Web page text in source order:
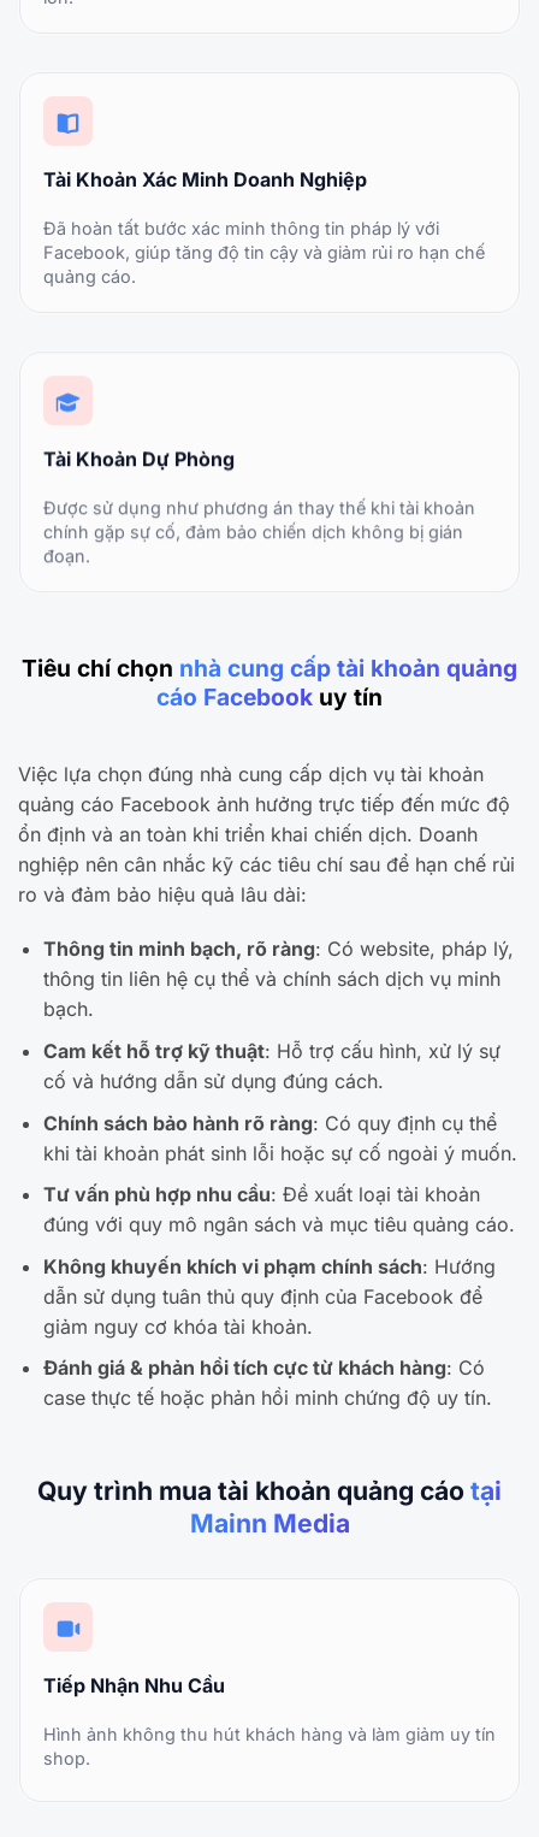
Tài Khoản Xác Minh Doanh Nghiệp
Đã hoàn tất bước xác minh thông tin pháp lý với
Facebook, giúp tăng độ tin cậy và giảm rủi ro hạn chế
quảng cáo.
Tài Khoản Dự Phòng
Được sử dụng như phương án thay thế khi tài khoản
chính gặp sự cố, đảm bảo chiến dịch không bị gián
đoạn.
Tiêu chí chọn nhà cung cấp tài khoản quảng
cáo Facebook uy tín
Việc lựa chọn đúng nhà cung cấp dịch vụ tài khoản
quảng cáo Facebook ảnh hưởng trực tiếp đến mức độ
ổn định và an toàn khi triển khai chiến dịch. Doanh
nghiệp nên cân nhắc kỹ các tiêu chí sau để hạn chế rủi
ro và đảm bảo hiệu quả lâu dài:
Thông tin minh bạch, rõ ràng: Có website, pháp lý,
thông tin liên hệ cụ thể và chính sách dịch vụ minh
bạch.
Cam kết hỗ trợ kỹ thuật: Hỗ trợ cấu hình, xử lý sự
cố và hướng dẫn sử dụng đúng cách.
Chính sách bảo hành rõ ràng: Có quy định cụ thể
khi tài khoản phát sinh lỗi hoặc sự cố ngoài ý muốn.
Tư vấn phù hợp nhu cầu: Đề xuất loại tài khoản
đúng với quy mô ngân sách và mục tiêu quảng cáo.
Không khuyến khích vi phạm chính sách: Hướng
dẫn sử dụng tuân thủ quy định của Facebook để
giảm nguy cơ khóa tài khoản.
Đánh giá & phản hồi tích cực từ khách hàng: Có
case thực tế hoặc phản hồi minh chứng độ uy tín.
Quy trình mua tài khoản quảng cáo tại
Mainn Media
Tiếp Nhận Nhu Cầu
Hình ảnh không thu hút khách hàng và làm giảm uy tín
shop.